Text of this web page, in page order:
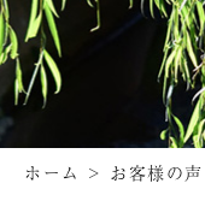
ホーム > お客様の声